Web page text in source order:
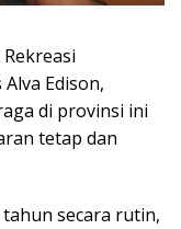
Edison,
di provinsi ini
tetap dan
secara rutin,